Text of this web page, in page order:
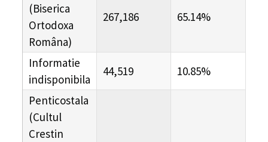
(Biserica
Ortodoxa
Româna)
267,186 65.14%
Informatie
indisponibila
44,519 10.85%
Penticostala
(Cultul
Crestin